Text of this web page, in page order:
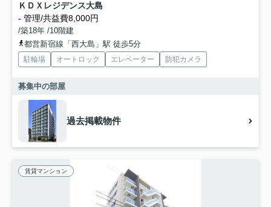
ＫＤＸレジデンス大島
- 管理/共益費8,000円
/築18年 /10階建
都営新宿線「西大島」駅 徒歩5分
駐輪場 オートロック エレベーター 防犯カメラ
募集中の部屋
過去掲載物件
賃貸マンション